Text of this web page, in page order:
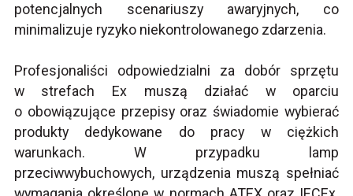
potencjalnych scenariuszy awaryjnych, co
minimalizuje ryzyko niekontrolowanego zdarzenia.
Profesjonaliści odpowiedzialni za dobór sprzętu
w strefach Ex muszą działać w oparciu
o obowiązujące przepisy oraz świadomie wybierać
produkty dedykowane do pracy w ciężkich
warunkach. W przypadku lamp
przeciwwybuchowych, urządzenia muszą spełniać